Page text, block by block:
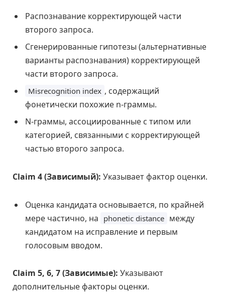
Распознавание корректирующей части
второго запроса.
Сгенерированные гипотезы (альтернативные
варианты распознавания) корректирующей
части второго запроса.
Misrecognition index , содержащий
фонетически похожие n-граммы.
N-граммы, ассоциированные с типом или
категорией, связанными с корректирующей
частью второго запроса.
Claim 4 (Зависимый): Указывает фактор оценки.
Оценка кандидата основывается, по крайней
мере частично, на phonetic distance между
кандидатом на исправление и первым
голосовым вводом.
Claim 5, 6, 7 (Зависимые): Указывают
дополнительные факторы оценки.